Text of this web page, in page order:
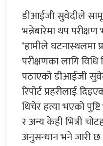
डीआईजी सुवेदीले
भन्नेबारेमा थप
‘हामीले घटनास्थलमा
परीक्षणका लागि विधि
पठाएको डीआईजी
रिपोर्ट प्रहरीलाई
थिचेर हत्या भएको
र अन्य केही भित्री
अनुसन्धान भने जारी छ